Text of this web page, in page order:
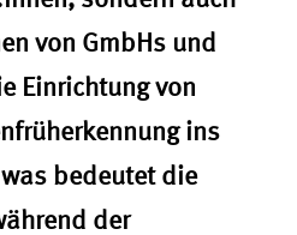
von GmbHs und
Einrichtung von
ins
bedeutet die
der